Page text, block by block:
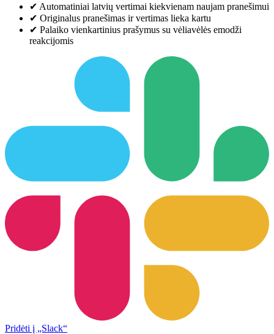
✔ Automatiniai latvių vertimai kiekvienam naujam pranešimui
✔ Originalus pranešimas ir vertimas lieka kartu
✔ Palaiko vienkartinius prašymus su vėliavėlės emodži
reakcijomis
Pridėti į „Slack“